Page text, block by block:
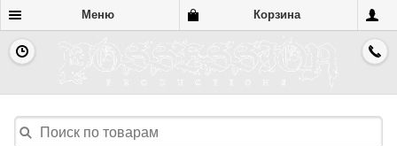
Меню Корзина